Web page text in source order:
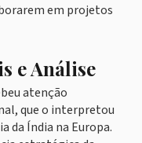
em projetos
e Análise
atenção
que o interpretou
da Índia na Europa.